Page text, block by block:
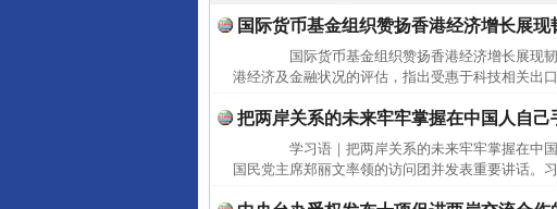
国际货币基金组织赞扬香港经济增长展现
国际货币基金组织赞扬香港经济增长展现
港经济及金融状况的评估，指出受惠于科技相关出
把两岸关系的未来牢牢掌握在中国人自己
学习语｜把两岸关系的未来牢牢掌握在中
国民党主席郑丽文率领的访问团并发表重要讲话。